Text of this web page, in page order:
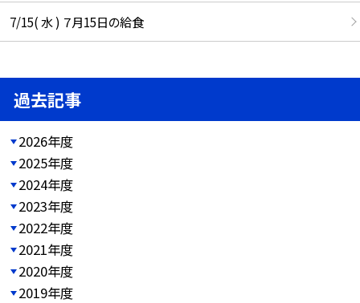
7/15( 水 ) ７月15日の給食
過去記事
2026年度
2025年度
2024年度
2023年度
2022年度
2021年度
2020年度
2019年度